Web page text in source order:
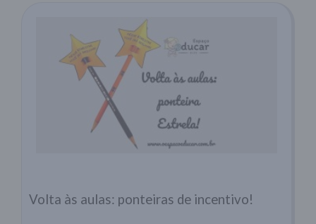
Volta às aulas: ponteiras de incentivo!